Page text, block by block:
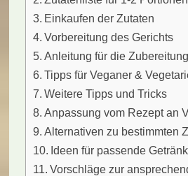
Einkaufen der Zutaten
Vorbereitung des Gerichts
Anleitung für die Zubereitung
Tipps für Veganer &
Weitere Tipps und Tricks
Anpassung vom Rezept an
Alternativen zu bestimmten
Ideen für passende
Vorschläge zur